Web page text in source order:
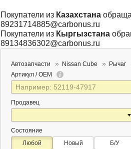
Покупатели из Казахстана
89231714885@carbonus.ru
Покупатели из Кыргызстана
89134836302@carbonus.ru
Автозапчасти Nissan Cube Рычаг
Артикул / OEM
Продавец
Состояние
Любой
Новый Б/У